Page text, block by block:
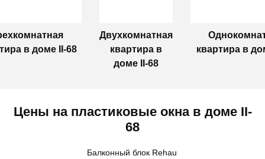
в доме II-68
Двухкомнатная
квартира в
доме II-68
квартира в
Цены на пластиковые окна в доме II-
68
Балконный блок Rehau